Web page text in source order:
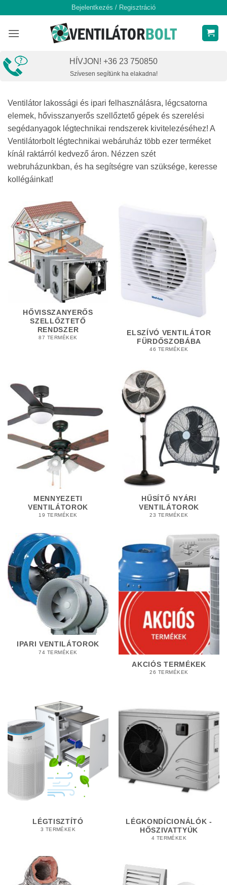
content
Bejelentkezés / Regisztráció
HÍVJON! +36 23 750850
Szívesen segítünk ha elakadna!
Ventilátor lakossági és ipari felhasználásra, légcsatorna
elemek, hővisszanyerős szellőztető gépek és szerelési
segédanyagok légtechnikai rendszerek kivitelezéséhez! A
Ventilátorbolt légtechnikai webáruház több ezer terméket
kínál raktárról kedvező áron. Nézzen szét
webruházunkban, és ha segítségre van szüksége, keresse
kollégáinkat!
HŐVISSZANYERŐS
SZELLŐZTETŐ
RENDSZER
87 TERMÉKEK
ELSZÍVÓ VENTILÁTOR
FÜRDŐSZOBÁBA
46 TERMÉKEK
MENNYEZETI
VENTILÁTOROK
19 TERMÉKEK
HŰSÍTŐ NYÁRI
VENTILÁTOROK
23 TERMÉKEK
IPARI VENTILÁTOROK
74 TERMÉKEK
AKCIÓS TERMÉKEK
26 TERMÉKEK
LÉGTISZTÍTÓ
3 TERMÉKEK
LÉGKONDÍCIONÁLÓK -
HŐSZIVATTYÚK
4 TERMÉKEK